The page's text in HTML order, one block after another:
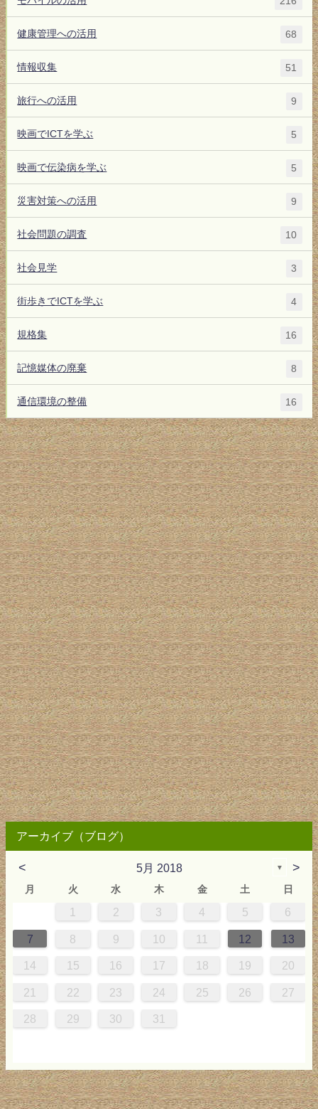
健康管理への活用 68
情報収集 51
旅行への活用 9
映画でICTを学ぶ 5
映画で伝染病を学ぶ 5
災害対策への活用 9
社会問題の調査 10
社会見学 3
街歩きでICTを学ぶ 4
規格集 16
記憶媒体の廃棄 8
通信環境の整備 16
アーカイブ（ブログ）
< 5月 2018 ▼ >
月 火 水 木 金 土 日
1 2 3 4 5 6
7 8 9 10 11 12 13
14 15 16 17 18 19 20
21 22 23 24 25 26 27
28 29 30 31